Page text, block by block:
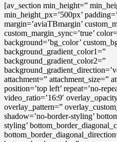
[av_section min_height=”
min_height_px=’500px’
margin=’aviaTBmargin’
custom_margin_sync=’true’
background=’bg_color’
background_gradient_color1=”
background_gradient_color2=”
attachment=” attachment_size=”
position=’top left’ repeat=’no-
video_ratio=’16:9′
overlay_pattern=”
shadow=’no-border-styling’
styling’